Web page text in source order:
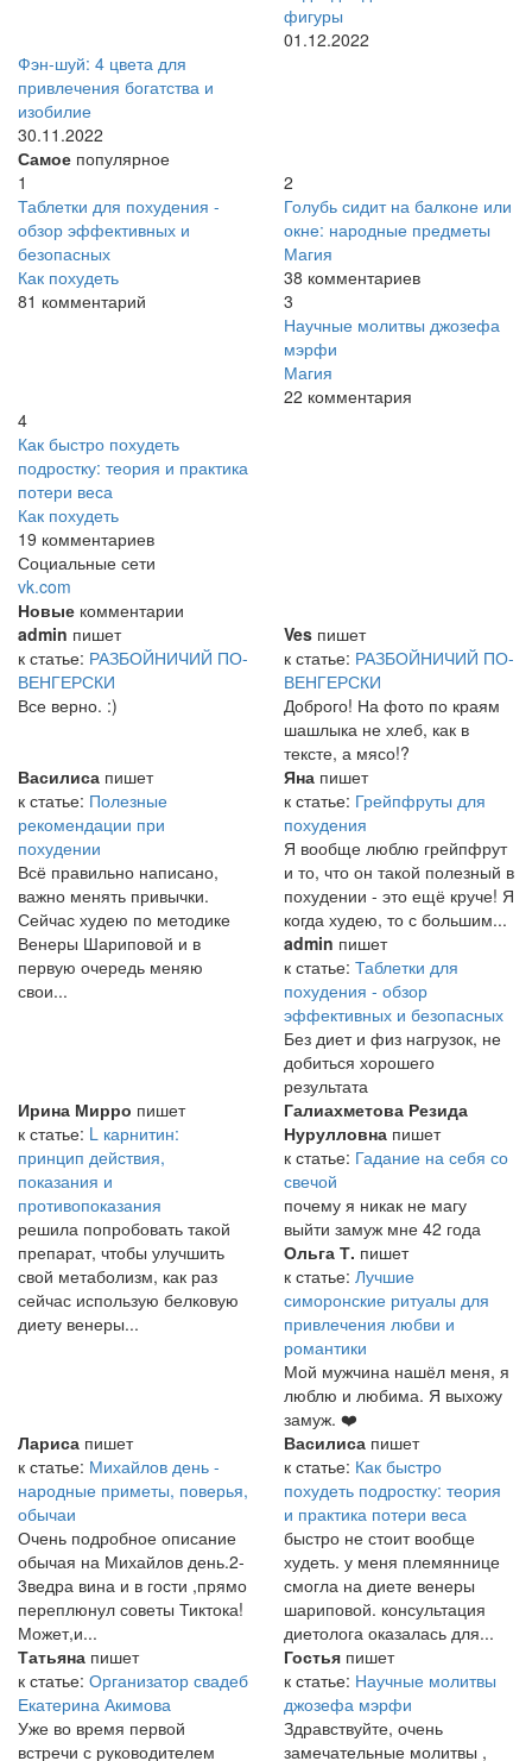
фигуры
01.12.2022
Фэн-шуй: 4 цвета для
привлечения богатства и
изобилие
30.11.2022
Самое популярное
1
Таблетки для похудения -
обзор эффективных и
безопасных
Как похудеть
81 комментарий
2
Голубь сидит на балконе или
окне: народные предметы
Магия
38 комментариев
3
Научные молитвы джозефа
мэрфи
Магия
22 комментария
4
Как быстро похудеть
подростку: теория и практика
потери веса
Как похудеть
19 комментариев
Социальные сети
vk.com
Новые комментарии
admin пишет
к статье: РАЗБОЙНИЧИЙ ПО-
ВЕНГЕРСКИ
Все верно. :)
Ves пишет
к статье: РАЗБОЙНИЧИЙ ПО-
ВЕНГЕРСКИ
Доброго! На фото по краям
шашлыка не хлеб, как в
тексте, а мясо!?
Василиса пишет
к статье: Полезные
рекомендации при
похудении
Всё правильно написано,
важно менять привычки.
Сейчас худею по методике
Венеры Шариповой и в
первую очередь меняю
свои...
Яна пишет
к статье: Грейпфруты для
похудения
Я вообще люблю грейпфрут
и то, что он такой полезный в
похудении - это ещё круче! Я
когда худею, то с большим...
admin пишет
к статье: Таблетки для
похудения - обзор
эффективных и безопасных
Без диет и физ нагрузок, не
добиться хорошего
результата
Ирина Мирро пишет
к статье: L карнитин:
принцип действия,
показания и
противопоказания
решила попробовать такой
препарат, чтобы улучшить
свой метаболизм, как раз
сейчас использую белковую
диету венеры...
Галиахметова Резида
Нурулловна пишет
к статье: Гадание на себя со
свечой
почему я никак не магу
выйти замуж мне 42 года
Ольга Т. пишет
к статье: Лучшие
симоронские ритуалы для
привлечения любви и
романтики
Мой мужчина нашёл меня, я
люблю и любима. Я выхожу
замуж. ❤️
Лариса пишет
к статье: Михайлов день -
народные приметы, поверья,
обычаи
Очень подробное описание
обычая на Михайлов день.2-
3ведра вина и в гости ,прямо
переплюнул советы Тиктока!
Может,и...
Василиса пишет
к статье: Как быстро
похудеть подростку: теория
и практика потери веса
быстро не стоит вообще
худеть. у меня племяннице
смогла на диете венеры
шариповой. консультация
диетолога оказалась для...
Татьяна пишет
к статье: Организатор свадеб
Екатерина Акимова
Уже во время первой
встречи с руководителем
Гостья пишет
к статье: Научные молитвы
джозефа мэрфи
Здравствуйте, очень
замечательные молитвы ,